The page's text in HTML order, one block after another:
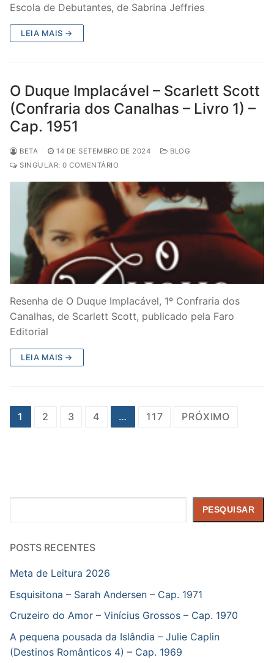
Escola de Debutantes, de Sabrina Jeffries
LEIA MAIS →
O Duque Implacável – Scarlett Scott
(Confraria dos Canalhas – Livro 1) –
Cap. 1951
BETA 14 DE SETEMBRO DE 2024
BLOG
SINGULAR: 0 COMENTÁRIO
Resenha de O Duque Implacável, 1º Confraria dos
Canalhas, de Scarlett Scott, publicado pela Faro
Editorial
LEIA MAIS →
Paginação
1 2 3 4 … 117 PRÓXIMO
PESQUISAR
POSTS RECENTES
Meta de Leitura 2026
Esquisitona – Sarah Andersen – Cap. 1971
Cruzeiro do Amor – Vinícius Grossos – Cap. 1970
A pequena pousada da Islândia – Julie Caplin
(Destinos Românticos 4) – Cap. 1969